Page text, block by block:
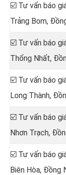
☑️ Tư vấn báo
Trảng Bom,
☑️ Tư vấn báo
Thống Nhất,
☑️ Tư vấn báo
Long Thành,
☑️ Tư vấn báo
Nhơn Trạch,
☑️ Tư vấn báo
Biên Hòa, Đồng